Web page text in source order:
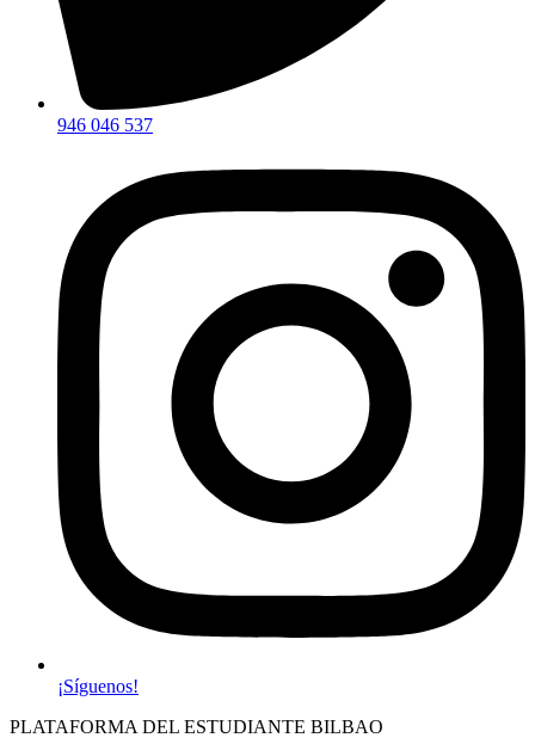
946 046 537
¡Síguenos!
PLATAFORMA DEL ESTUDIANTE BILBAO